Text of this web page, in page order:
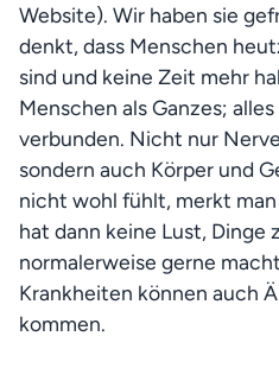
Website). Wir haben sie
denkt, dass Menschen
sind und keine Zeit mehr
Menschen als Ganzes;
verbunden. Nicht nur
sondern auch Körper und
nicht wohl fühlt, merkt
hat dann keine Lust, Dinge
normalerweise gerne
Krankheiten können auch
kommen.